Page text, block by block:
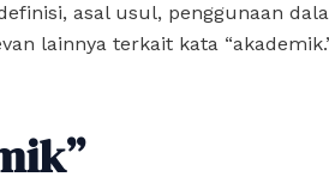
asal usul, penggunaan
lainnya terkait kata